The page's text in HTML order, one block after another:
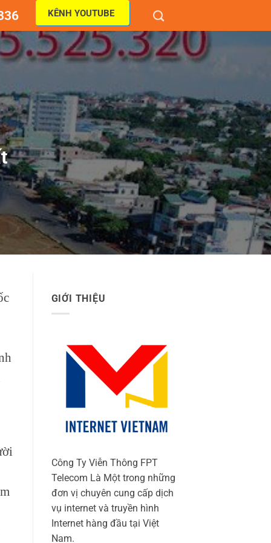
KÊNH YOUTUBE
GIỚI THIỆU
Công Ty Viễn Thông FPT
Telecom Là Một trong những
đơn vị chuyên cung cấp dịch
vụ internet và truyền hình
Internet hàng đầu tại Việt
Nam.